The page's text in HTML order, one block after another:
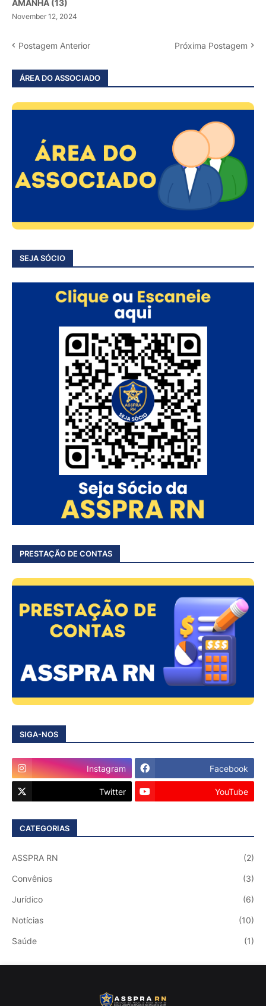
AMANHÃ (13)
November 12, 2024
Postagem Anterior Próxima Postagem
ÁREA DO ASSOCIADO
SEJA SÓCIO
PRESTAÇÃO DE CONTAS
SIGA-NOS
Instagram Facebook
Twitter YouTube
CATEGORIAS
ASSPRA RN (2)
Convênios (3)
Jurídico (6)
Notícias (10)
Saúde (1)